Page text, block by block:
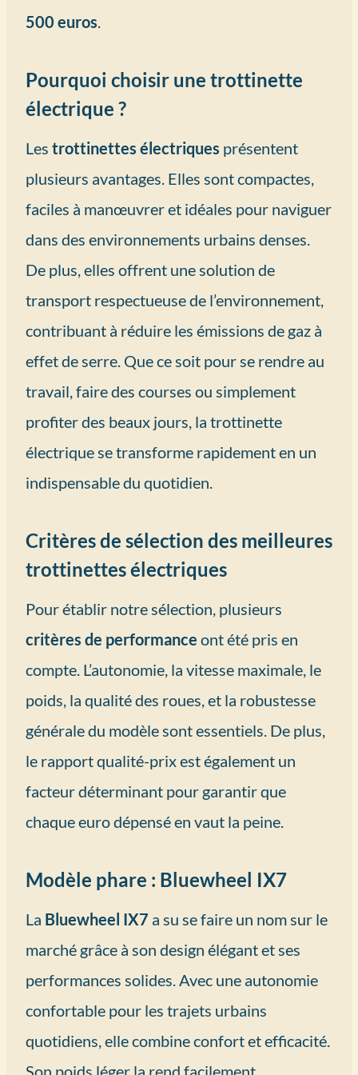
500 euros
Pourquoi choisir une trottinette
électrique ?
Les trottinettes électriques présentent
plusieurs avantages. Elles sont compactes,
faciles à manœuvrer et idéales pour naviguer
dans des environnements urbains denses.
De plus, elles offrent une solution de
transport respectueuse de l’environnement,
contribuant à réduire les émissions de gaz à
effet de serre. Que ce soit pour se rendre au
travail, faire des courses ou simplement
profiter des beaux jours, la trottinette
électrique se transforme rapidement en un
indispensable du quotidien.
Critères de sélection des meilleures
trottinettes électriques
Pour établir notre sélection, plusieurs
critères de performance ont été pris en
compte. L’autonomie, la vitesse maximale, le
poids, la qualité des roues, et la robustesse
générale du modèle sont essentiels. De plus,
le rapport qualité-prix est également un
facteur déterminant pour garantir que
chaque euro dépensé en vaut la peine.
Modèle phare : Bluewheel IX7
La Bluewheel IX7 a su se faire un nom sur le
marché grâce à son design élégant et ses
performances solides. Avec une autonomie
confortable pour les trajets urbains
quotidiens, elle combine confort et efficacité.
Son poids léger la rend facilement